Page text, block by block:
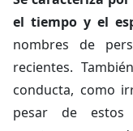
el tiempo y el
nombres de
recientes.
conducta, como
pesar de estos